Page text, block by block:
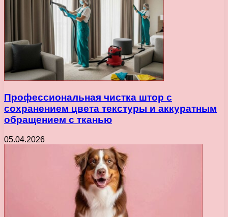
Профессиональная чистка штор с
сохранением цвета текстуры и аккуратным
обращением с тканью
05.04.2026